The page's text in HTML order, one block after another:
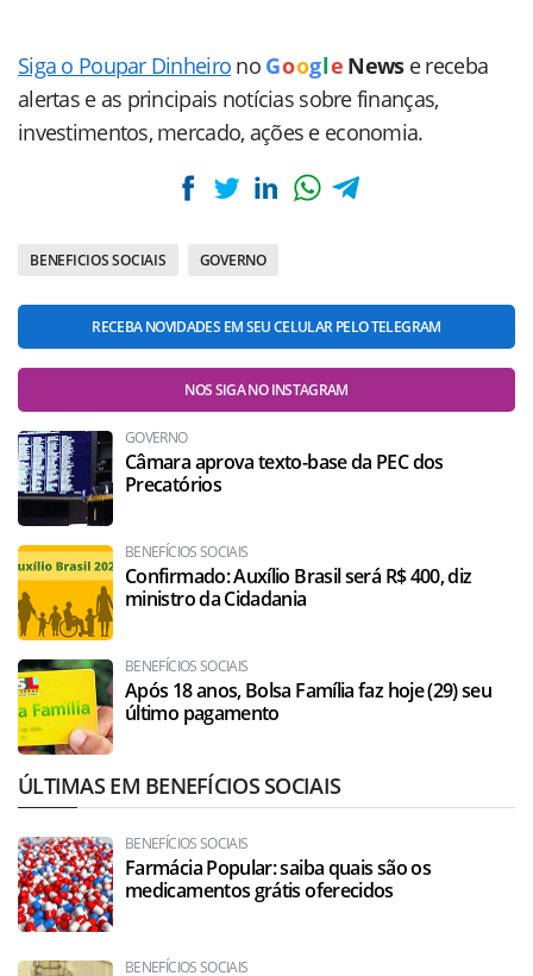
Siga o Poupar Dinheiro no Goog le News e receba
alertas e as principais notícias sobre finanças,
investimentos, mercado, ações e economia.
BENEFICIOS SOCIAIS GOVERNO
RECEBA NOVIDADES EM SEU CELULAR PELO TELEGRAM
NOS SIGA NO INSTAGRAM
GOVERNO
Câmara aprova texto-base da PEC dos
Precatórios
BENEFÍCIOS SOCIAIS
Confirmado: Auxílio Brasil será R$ 400, diz
ministro da Cidadania
BENEFÍCIOS SOCIAIS
Após 18 anos, Bolsa Família faz hoje (29) seu
último pagamento
ÚLTIMAS EM BENEFÍCIOS SOCIAIS
BENEFÍCIOS SOCIAIS
Farmácia Popular: saiba quais são os
medicamentos grátis oferecidos
BENEFÍCIOS SOCIAIS